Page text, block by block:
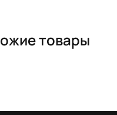
товары